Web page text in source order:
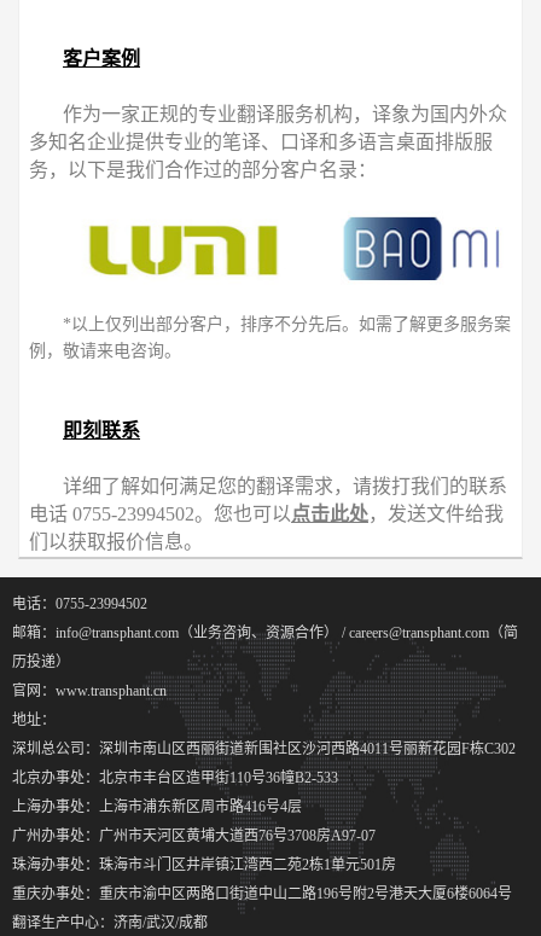
客户案例
作为一家正规的专业翻译服务机构，译象为国内外众
多知名企业提供专业的笔译、口译和多语言桌面排版服
务，以下是我们合作过的部分客户名录：
*以上仅列出部分客户，排序不分先后。如需了解更多服务案
例，敬请来电咨询。
即刻联系
详细了解如何满足您的翻译需求，请拨打我们的联系
电话 0755-23994502。您也可以 点击此处，发送文件给我
们以获取报价信息。
电话：0755-23994502
邮箱：info@transphant.com（业务咨询、资源合作） / careers@transphant.com（简
历投递）
官网：www.transphant.cn
地址：
深圳总公司：深圳市南山区西丽街道新围社区沙河西路4011号丽新花园F栋C302
北京办事处：北京市丰台区造甲街110号36幢B2-533
上海办事处：上海市浦东新区周市路416号4层
广州办事处：广州市天河区黄埔大道西76号3708房A97-07
珠海办事处：珠海市斗门区井岸镇江湾西二苑2栋1单元501房
重庆办事处：重庆市渝中区两路口街道中山二路196号附2号港天大厦6楼6064号
翻译生产中心：济南/武汉/成都